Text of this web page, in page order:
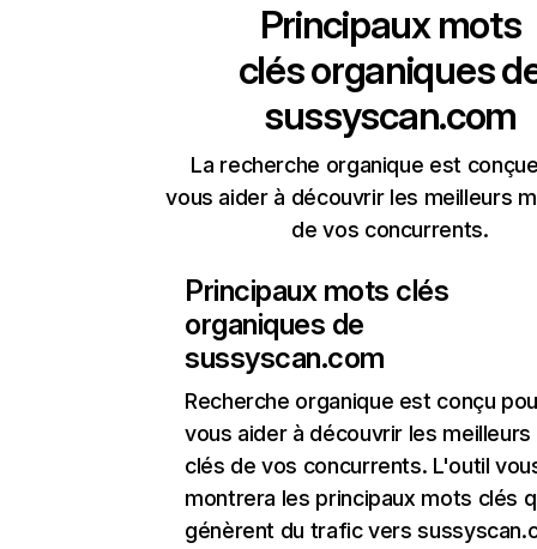
Principaux mots
clés organiques
sussyscan.com
La recherche organique est
vous aider à découvrir les meilleurs
de vos concurrents.
Principaux mots clés
organiques de
sussyscan.com
Recherche organique est conçu
vous aider à découvrir les
clés de vos concurrents. L'outil
montrera les principaux mots clés
génèrent du trafic vers